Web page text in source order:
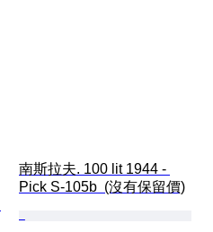
南斯拉夫. 100 lit 1944 -
Pick S-105b  (沒有保留價)